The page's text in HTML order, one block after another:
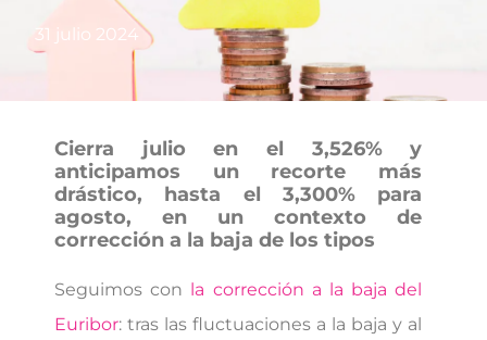
31 julio 2024
Cierra julio en el 3,526% y
anticipamos un recorte más
drástico, hasta el 3,300% para
agosto, en un contexto de
corrección a la baja de los tipos
Seguimos con la corrección a la baja del
Euribor: tras las fluctuaciones a la baja y al